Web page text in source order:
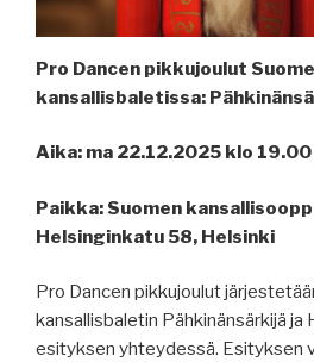
Pro Dancen pikkujoulut
kansallisbaletissa:
Aika: ma 22.12.2025 klo 19.00
Paikka: Suomen
Helsinginkatu 58, Helsinki
Pro Dancen pikkujoulut
kansallisbaletin Pähkinänsärkijä ja
esityksen yhteydessä. Esityksen